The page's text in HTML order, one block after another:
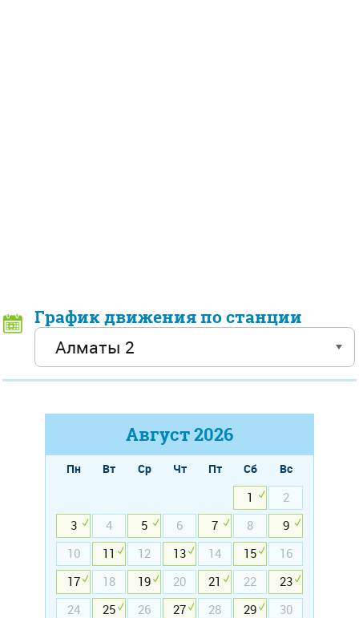
График движения по станции
Август2026
Пн Вт Ср Чт Пт Сб
Вс
1
2
3
4 5 6 7 8
9
10
11 12 13 14 15
16
17
18 19 20 21 22
23
24
25 26 27 28 29
30